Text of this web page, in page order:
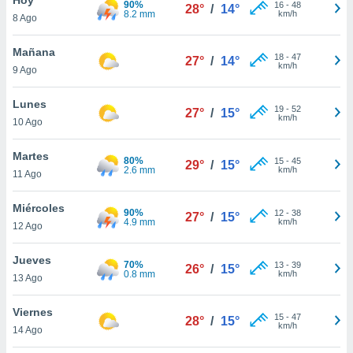
en
más
nuestra
de
cookies
aceptar
8 Ago
90%
8.2 mm
28° / 14° 16- 48
km/h
Mañana
9 Ago
27° / 14° 18- 47
km/h
Lunes
10 Ago
27° / 15° 19- 52
km/h
Martes
11 Ago
80%
2.6 mm
29° / 15° 15- 45
km/h
Miércoles
12 Ago
90%
4.9 mm
27° / 15° 12- 38
km/h
Jueves
13 Ago
70%
0.8 mm
26° / 15° 13- 39
km/h
Viernes
14 Ago
28° / 15° 15- 47
km/h